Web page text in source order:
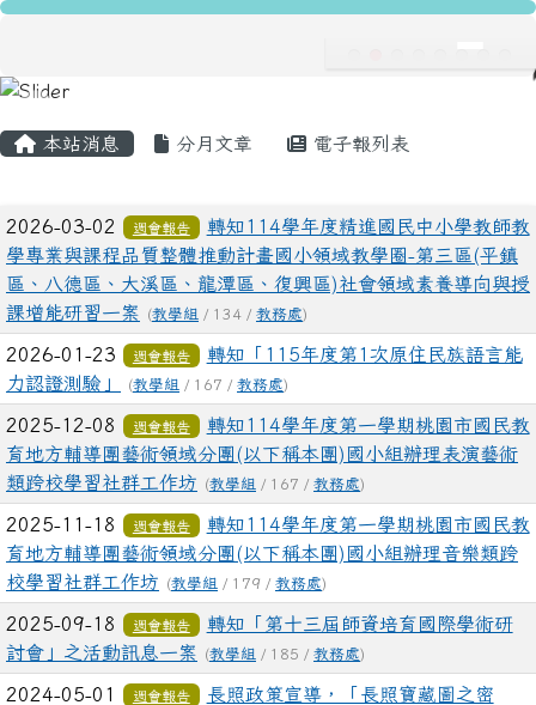
跳至主內容區
龍安國民小學
本站消息 分月文章 電子報列表
文章列表
2026-03-02 週會報告
轉知114學年度精進國民中小學教師教
學專業與課程品質整體推動計畫國小領域教學圈-第三區(平鎮
區、八德區、大溪區、龍潭區、復興區)社會領域素養導向與授
課增能研習一案
(教學組 / 134 / 教務處)
2026-01-23 週會報告
轉知「115年度第1次原住民族語言能
力認證測驗」
(教學組 / 167 / 教務處)
2025-12-08 週會報告
轉知114學年度第一學期桃園市國民教
育地方輔導團藝術領域分團(以下稱本團)國小組辦理表演藝術
類跨校學習社群工作坊
(教學組 / 167 / 教務處)
2025-11-18 週會報告
轉知114學年度第一學期桃園市國民教
育地方輔導團藝術領域分團(以下稱本團)國小組辦理音樂類跨
校學習社群工作坊
(教學組 / 179 / 教務處)
2025-09-18 週會報告
轉知「第十三屆師資培育國際學術研
討會」之活動訊息一案
(教學組 / 185 / 教務處)
2024-05-01 週會報告
長照政策宣導，「長照寶藏圖之密